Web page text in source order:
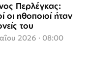
Περλέγκας:
οι ηθοποιοί ήταν
του
2026 · 08:00